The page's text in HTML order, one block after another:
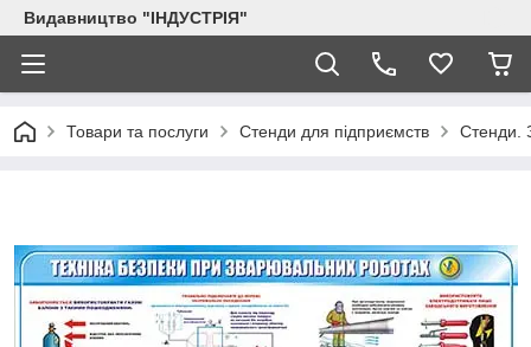
Видавництво "ІНДУСТРІЯ"
Товари та послуги Стенди для підприємств Стенди.